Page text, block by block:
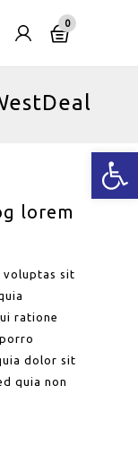
0
lorem
voluptas sit
ratione
dolor sit
quia non